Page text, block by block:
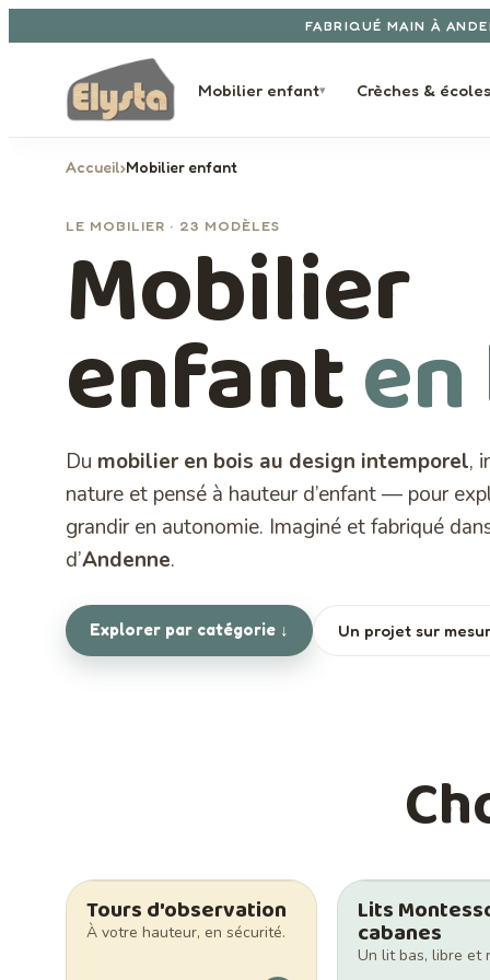
FABRIQUÉ MAIN À
Mobilier enfant▾ Crèches &
Accueil›Mobilier enfant
LE MOBILIER · 23 MODÈLES
Mobilier
enfant
Du mobilier en bois au design intemporel,
nature et pensé à hauteur d’enfant — pour
grandir en autonomie. Imaginé et fabriqué
d’Andenne.
Explorer par catégorie ↓ Un projet sur
Tours d'observation
À votre hauteur, en sécurité.
Lits
cabanes
Un lit bas, libre et